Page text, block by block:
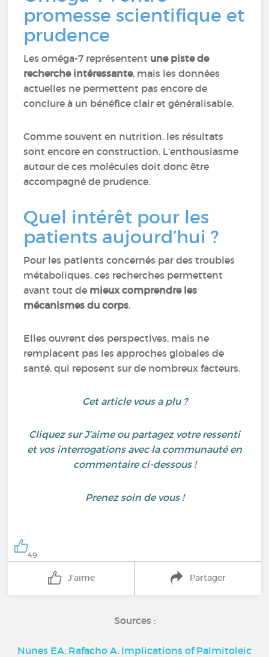
promesse scientifique et
prudence
Les oméga-7 représentent une piste de
recherche intéressante, mais les données
actuelles ne permettent pas encore de
conclure à un bénéfice clair et généralisable.
Comme souvent en nutrition, les résultats
sont encore en construction. L’enthousiasme
autour de ces molécules doit donc être
accompagné de prudence.
Quel intérêt pour les
patients aujourd’hui ?
Pour les patients concernés par des troubles
métaboliques, ces recherches permettent
avant tout de mieux comprendre les
mécanismes du corps.
Elles ouvrent des perspectives, mais ne
remplacent pas les approches globales de
santé, qui reposent sur de nombreux facteurs.
Cet article vous a plu ?
Cliquez sur J’aime ou partagez votre ressenti
et vos interrogations avec la communauté en
commentaire ci-dessous !
Prenez soin de vous !
49
J'aime Partager
Sources :
Nunes EA, Rafacho A. Implications of Palmitoleic